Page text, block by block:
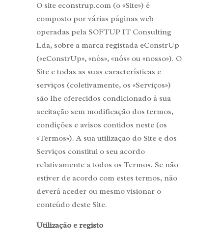
O site econstrup.com (o «Site») é
composto por várias páginas web
operadas pela SOFTUP IT Consulting
Lda, sobre a marca registada eConstrUp
(«eConstrUp», «nós», «nós» ou «nosso»). O
Site e todas as suas características e
serviços (coletivamente, os «Serviços»)
são lhe oferecidos condicionado à sua
aceitação sem modificação dos termos,
condições e avisos contidos neste (os
«Termos»). A sua utilização do Site e dos
Serviços constitui o seu acordo
relativamente a todos os Termos. Se não
estiver de acordo com estes termos, não
deverá aceder ou mesmo visionar o
conteúdo deste Site.
Utilização e registo